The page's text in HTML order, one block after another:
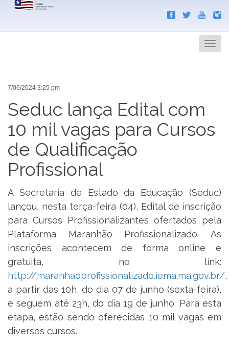
Menu
7/06/2024 3:25 pm
Seduc lança Edital com
10 mil vagas para Cursos
de Qualificação
Profissional
A Secretaria de Estado da Educação (Seduc)
lançou, nesta terça-feira (04), Edital de inscrição
para Cursos Profissionalizantes ofertados pela
Plataforma Maranhão Profissionalizado. As
inscrições acontecem de forma online e
gratuita, no link:
http://maranhaoprofissionalizado.iema.ma.gov.br/,
a partir das 10h, do dia 07 de junho (sexta-feira),
e seguem até 23h, do dia 19 de junho. Para esta
etapa, estão sendo oferecidas 10 mil vagas em
diversos cursos.